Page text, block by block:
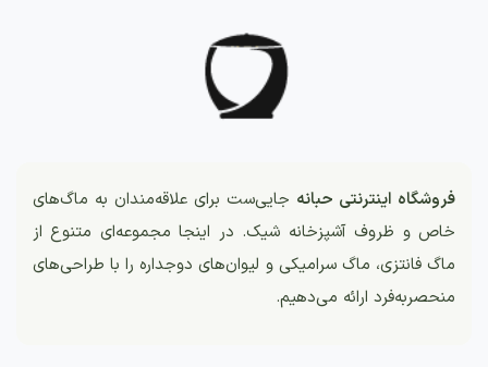
فروشگاه اینترنتی حبانه جایی‌ست برای علاقه‌مندان به ماگ‌های
خاص و ظروف آشپزخانه شیک. در اینجا مجموعه‌ای متنوع از
ماگ فانتزی، ماگ سرامیکی و لیوان‌های دوجداره را با طراحی‌های
منحصربه‌فرد ارائه می‌دهیم.